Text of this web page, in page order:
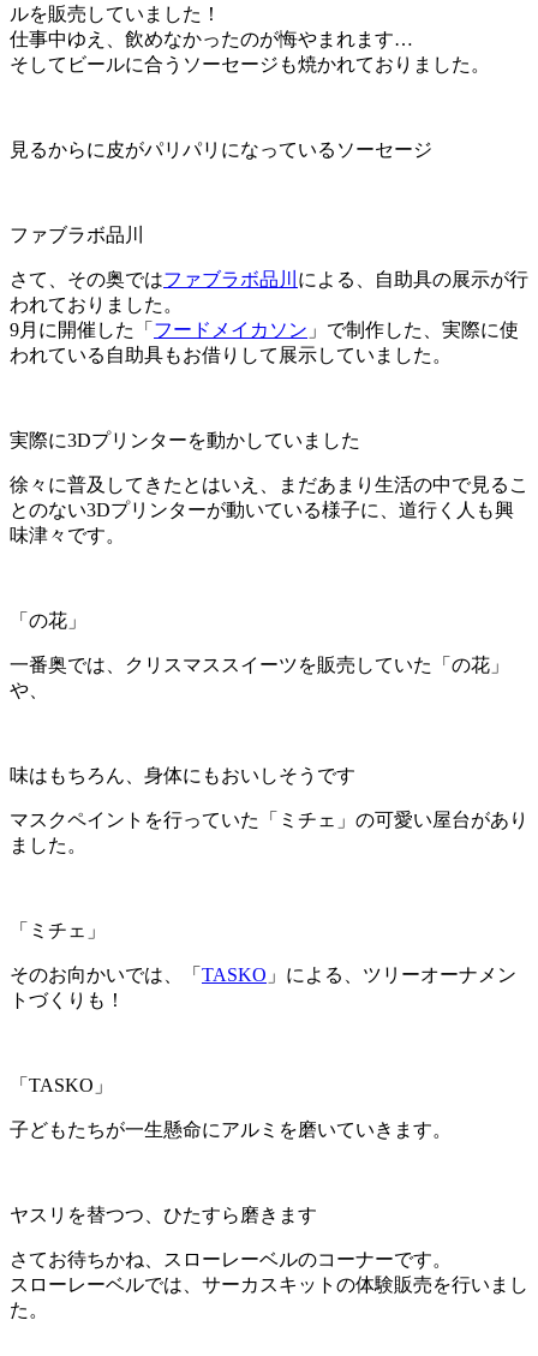
ルを販売していました！
仕事中ゆえ、飲めなかったのが悔やまれます…
そしてビールに合うソーセージも焼かれておりました。
見るからに皮がパリパリになっているソーセージ
ファブラボ品川
さて、その奥ではファブラボ品川 による、自助具の展示が行
われておりました。
9月に開催した「 フードメイカソン 」で制作した、実際に使
われている自助具もお借りして展示していました。
実際に3Dプリンターを動かしていました
徐々に普及してきたとはいえ、まだあまり生活の中で見るこ
とのない3Dプリンターが動いている様子に、道行く人も興
味津々です。
「の花」
一番奥では、クリスマススイーツを販売していた「の花」
や、
味はもちろん、身体にもおいしそうです
マスクペイントを行っていた「ミチェ」の可愛い屋台があり
ました。
「ミチェ」
そのお向かいでは、「 TASKO 」による、ツリーオーナメン
トづくりも！
「TASKO」
子どもたちが一生懸命にアルミを磨いていきます。
ヤスリを替つつ、ひたすら磨きます
さてお待ちかね、スローレーベルのコーナーです。
スローレーベルでは、サーカスキットの体験販売を行いまし
た。